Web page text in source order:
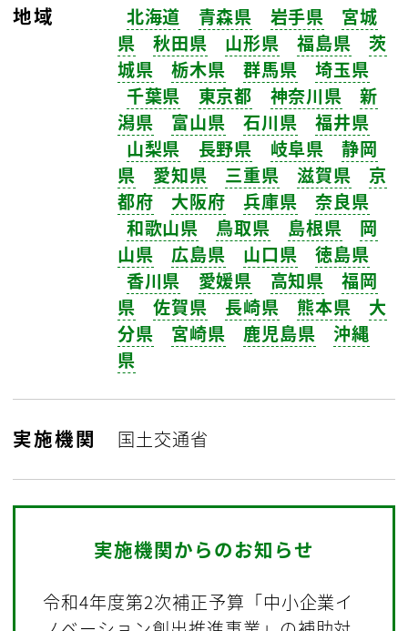
地域 北海道 青森県 岩手県
宮城
県
秋田県 山形県 福島県
茨
城県
栃木県 群馬県
埼玉県
千葉県
東京都 神奈川県
新
潟県
富山県 石川県
福井県
山梨県
長野県 岐阜県
静岡
県
愛知県 三重県 滋賀県
京
都府
大阪府 兵庫県
奈良県
和歌山県
鳥取県 島根県
岡
山県
広島県 山口県
徳島県
香川県
愛媛県 高知県
福岡
県
佐賀県 長崎県 熊本県
大
分県
宮崎県 鹿児島県
沖縄
県
実施機関 国土交通省
実施機関からのお知らせ
令和4年度第2次補正予算「中小企業イ